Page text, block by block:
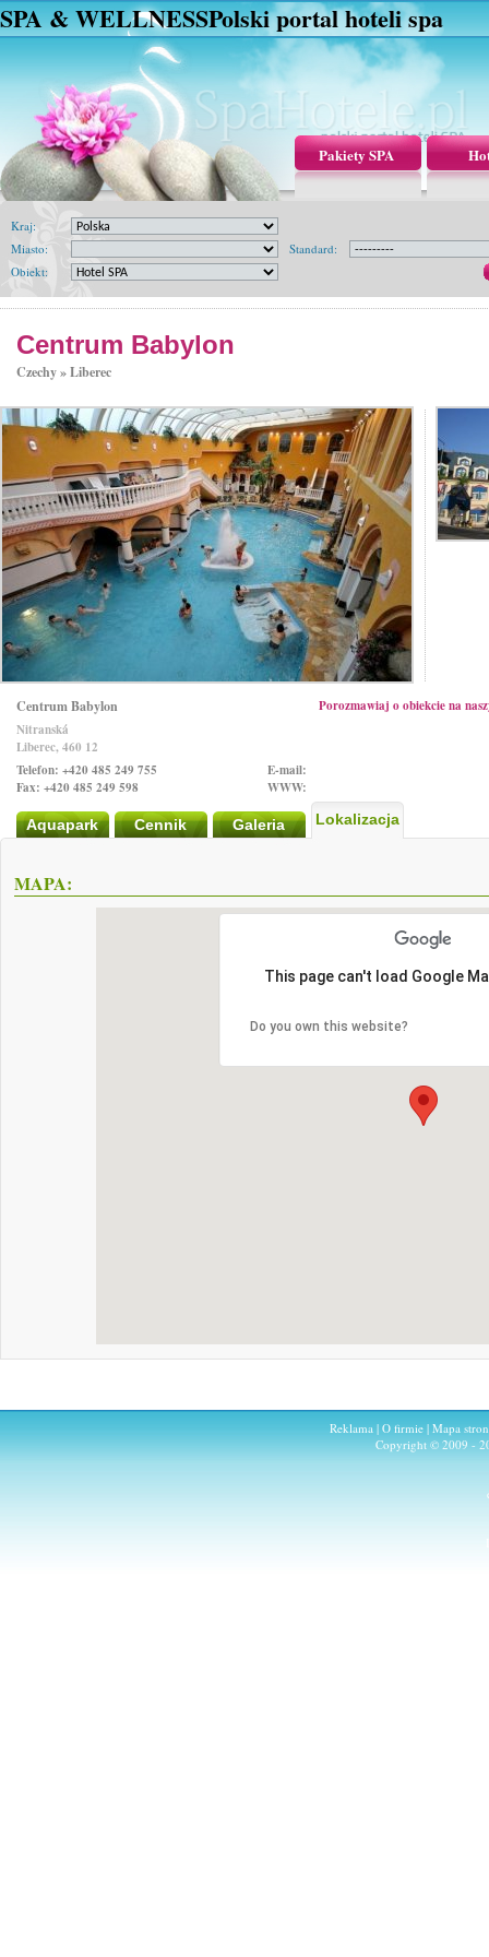
SPA & WELLNESSPolski portal hoteli spa
Pakiety SPA
Kraj:
Miasto:
Standard:
Obiekt:
Centrum Babylon
Czechy »Liberec
Centrum Babylon
Nitranská
Liberec, 460 12
Porozmawiaj o obiekcie na
Telefon: +420 485 249 755
Fax: +420 485 249 598
E-mail:
WWW:
Aquapark Cennik Galeria Lokalizacja
MAPA:
This page can't load Google
Do you own this website?
Reklama | O firmie | Mapa
Copyright © 2009 -